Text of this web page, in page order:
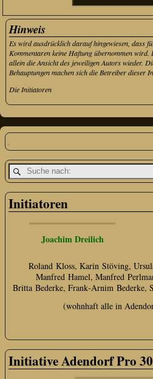
Hinweis
Es wird ausdrücklich darauf hingewiesen, dass
Kommentaren keine Haftung übernommen wird.
allein die Ansicht des jeweiligen Autors wieder.
Behauptungen machen sich die Betreiber dieser
Die Initiatoren
Initiatoren
Joachim Dreilich
Roland Kloss, Karin Stöving,
Manfred Hamel, Manfred
Britta Bederke, Frank‑Arnim Bederke,
(wohnhaft alle in
Initiative Adendorf Pro 30